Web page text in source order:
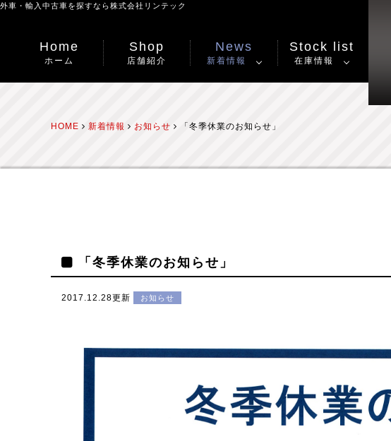
外車・輸入中古車を探すなら株式会社リンテック
Home
ホーム
Shop
店舗紹介
News
新着情報
Stock list
在庫情報
HOME 新着情報 お知らせ 「冬季休業のお知らせ」
「冬季休業のお知らせ」
2017.12.28更新 お知らせ